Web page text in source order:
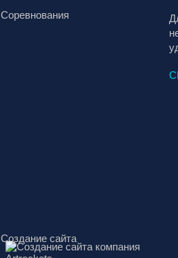
Соревнования
Создание сайта